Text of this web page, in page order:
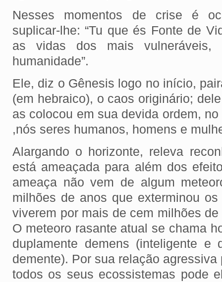
Nesses momentos de crise é
suplicar-lhe: “Tu que és Fonte de
as vidas dos mais
humanidade”.
Ele, diz o Gênesis logo no início,
(em hebraico), o caos originário;
as colocou em sua devida ordem,
,nós seres humanos, homens e
Alargando o horizonte, releva
está ameaçada para além dos
ameaça não vem de algum
milhões de anos que exterminou
viverem por mais de cem milhões
O meteoro rasante atual se chama
duplamente demens (inteligente e
demente). Por sua relação agressiva
todos os seus ecossistemas pode